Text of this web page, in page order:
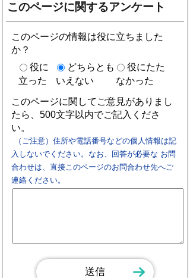
このページに関するアンケート
このページの情報は役に立ちました
か？
役に
立った
どちらとも
いえない
役にたた
なかった
このページに関してご意見がありまし
たら、500文字以内でご記入くださ
い。
（ご注意）住所や電話番号などの個人情報は記
入しないでください。なお、回答が必要な お問
合わせは、直接このページのお問合わせ先へご
連絡ください。